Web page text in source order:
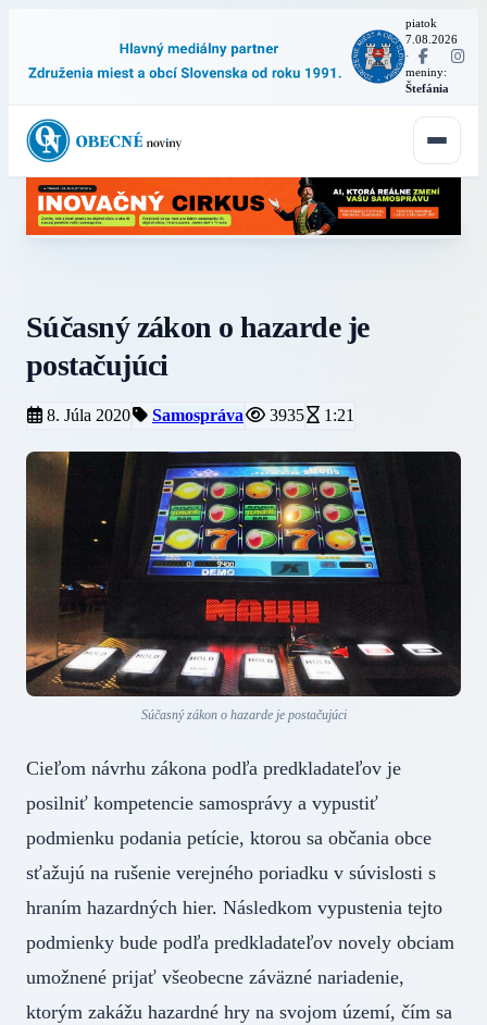
piatok
7.08.2026
·
meniny:
Štefánia
Súčasný zákon o hazarde je
postačujúci
8. Júla 2020 Samospráva 3935 1:21
Súčasný zákon o hazarde je postačujúci
Cieľom návrhu zákona podľa predkladateľov je
posilniť kompetencie samosprávy a vypustiť
podmienku podania petície, ktorou sa občania obce
sťažujú na rušenie verejného poriadku v súvislosti s
hraním hazardných hier. Následkom vypustenia tejto
podmienky bude podľa predkladateľov novely obciam
umožnené prijať všeobecne záväzné nariadenie,
ktorým zakážu hazardné hry na svojom území, čím sa